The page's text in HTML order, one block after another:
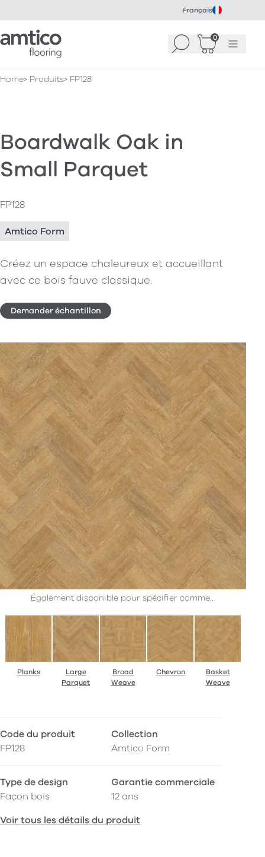
Français
Amtico Flooring Recherche
0
Panier(0)
Menu
Home Produits FP128
Boardwalk Oak in
Small Parquet
FP128
Amtico Form
Créez un espace chaleureux et accueillant
avec ce bois fauve classique.
Demander échantillon
Également disponible pour spécifier comme...
Planks
Large
Parquet
Broad
Weave
Chevron
Basket
Weave
Code du produit
FP128
Collection
Amtico Form
Type de design
Façon bois
Garantie commerciale
12 ans
Voir tous les détails du produit